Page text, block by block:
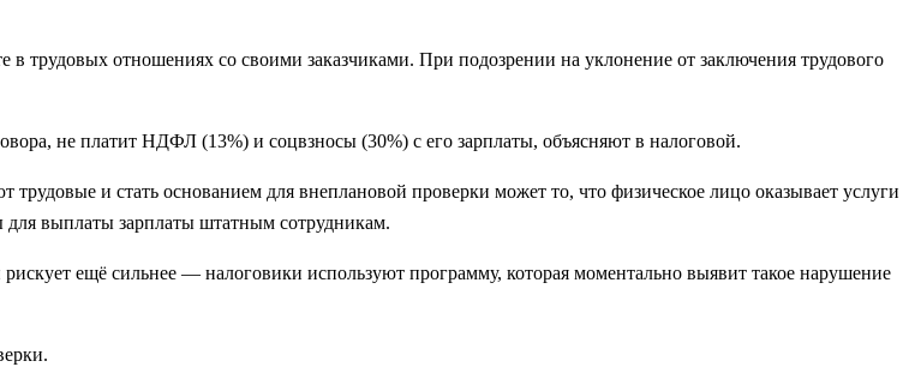
в трудовых отношениях со своими заказчиками. При подозрении на уклонение от заключения трудового
не платит НДФЛ (13%) и соцвзносы (30%) с его зарплаты, объясняют в налоговой.
и стать основанием для внеплановой проверки может то, что физическое лицо оказывает услуги
выплаты зарплаты штатным сотрудникам.
ещё сильнее — налоговики используют программу, которая моментально выявит такое нарушение